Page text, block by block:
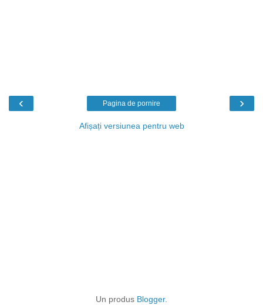
‹ ›
Pagina de pornire
Afișați versiunea pentru web
Un produs Blogger.